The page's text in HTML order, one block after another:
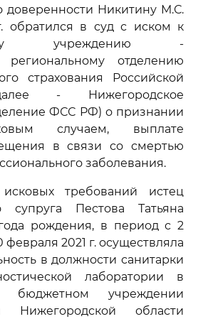
доверенности Никитину М.С.
обратился в суд с иском к
учреждению -
региональному отделению
страхования Российской
- Нижегородское
ФСС РФ) о признании
случаем, выплате
в связи со смертью
заболевания.
требований истец
супруга Пестова Татьяна
года рождения, в период с 2
февраля 2021 г. осуществляла
в должности санитарки
лаборатории в
бюджетном учреждении
Нижегородской области